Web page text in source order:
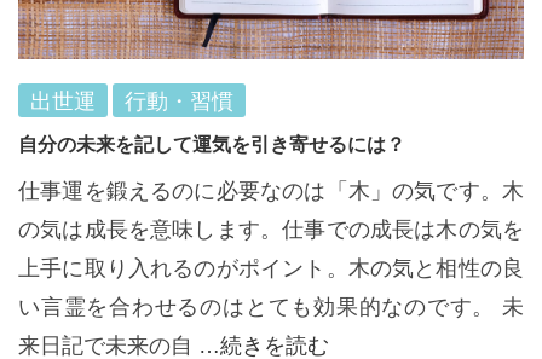
出世運 行動・習慣
自分の未来を記して運気を引き寄せるには？
仕事運を鍛えるのに必要なのは「木」の気です。木
の気は成長を意味します。仕事での成長は木の気を
上手に取り入れるのがポイント。木の気と相性の良
い言霊を合わせるのはとても効果的なのです。 未
来日記で未来の自 …続きを読む